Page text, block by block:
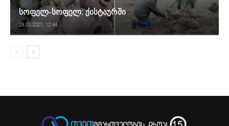
სოფელ-სოფელ: ქისტაურში
29.03.2021. 12:44